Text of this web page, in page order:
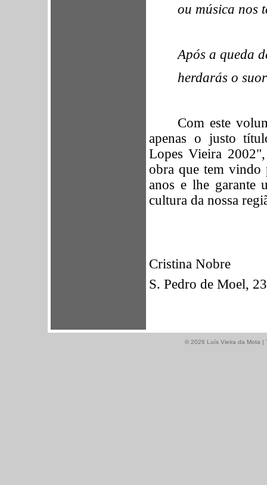
ou música nos
Após a queda
herdarás o
Com este
apenas o justo
Lopes Vieira
obra que tem vindo
anos e lhe garante
cultura da nossa
Cristina Nobre
S. Pedro de Moel,
© 2026 Luís Vieira da Mota |